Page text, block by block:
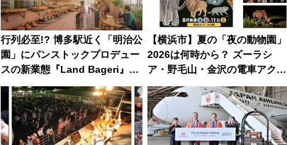
行列必至!? 博多駅近く「明治公
園」にパンストックプロデュー
スの新業態『Land Bageri』
8/7オープン 秋からはビストロ
営業も！
【横浜市】夏の「夜の動物園」
2026は何時から？ ズーラシ
ア・野毛山・金沢の電車アクセ
スや見どころ、限定イベントを
徹底解説！